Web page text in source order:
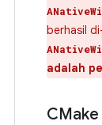
berhasil
adalah
CMake